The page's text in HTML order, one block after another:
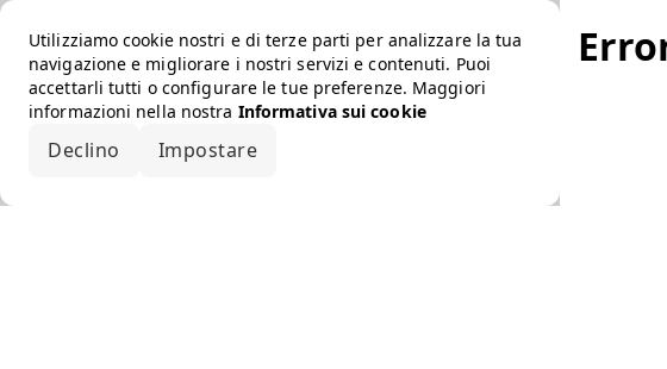
Utilizziamo cookie nostri e di terze parti per analizzare la tua
navigazione e migliorare i nostri servizi e contenuti. Puoi
accettarli tutti o configurare le tue preferenze. Maggiori
informazioni nella nostra Informativa sui cookie
Declino Impostare